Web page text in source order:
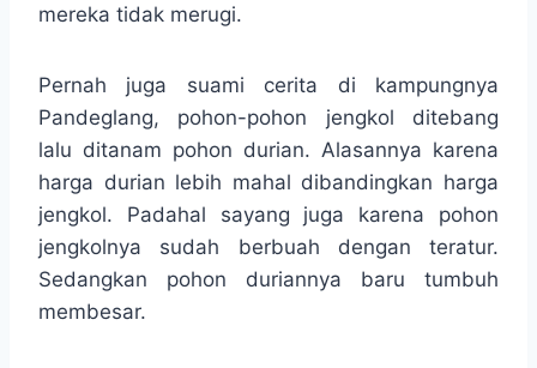
mereka tidak merugi.
Pernah juga suami cerita di kampungnya
Pandeglang, pohon-pohon jengkol ditebang
lalu ditanam pohon durian. Alasannya karena
harga durian lebih mahal dibandingkan harga
jengkol. Padahal sayang juga karena pohon
jengkolnya sudah berbuah dengan teratur.
Sedangkan pohon duriannya baru tumbuh
membesar.